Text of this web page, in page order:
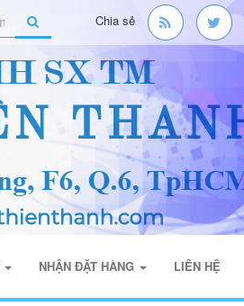
Chia sẻ
NHẬN ĐẶT HÀNG LIÊN HỆ